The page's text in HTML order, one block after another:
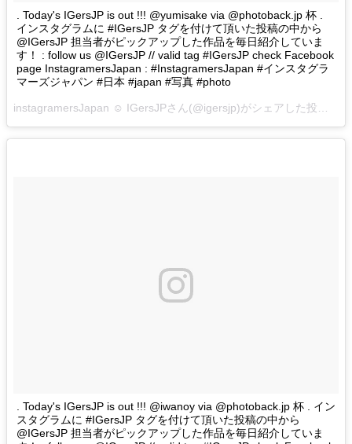
. Today's IGersJP is out !!! @yumisake via @photoback.jp 杯 .
インスタグラムに #IGersJP タグを付けて頂いた投稿の中から
@IGersJP 担当者がピックアップした作品を毎日紹介していま
す！ : follow us @IGersJP // valid tag #IGersJP check Facebook
page InstagramersJapan : #InstagramersJapan #インスタグラ
マーズジャパン #日本 #japan #写真 #photo
instagramersJapan ☺︎ IGersJPさん(@igersjp)がシェアした投稿 –
. Today's IGersJP is out !!! @iwanoy via @photoback.jp 杯 . イン
スタグラムに #IGersJP タグを付けて頂いた投稿の中から
@IGersJP 担当者がピックアップした作品を毎日紹介していま